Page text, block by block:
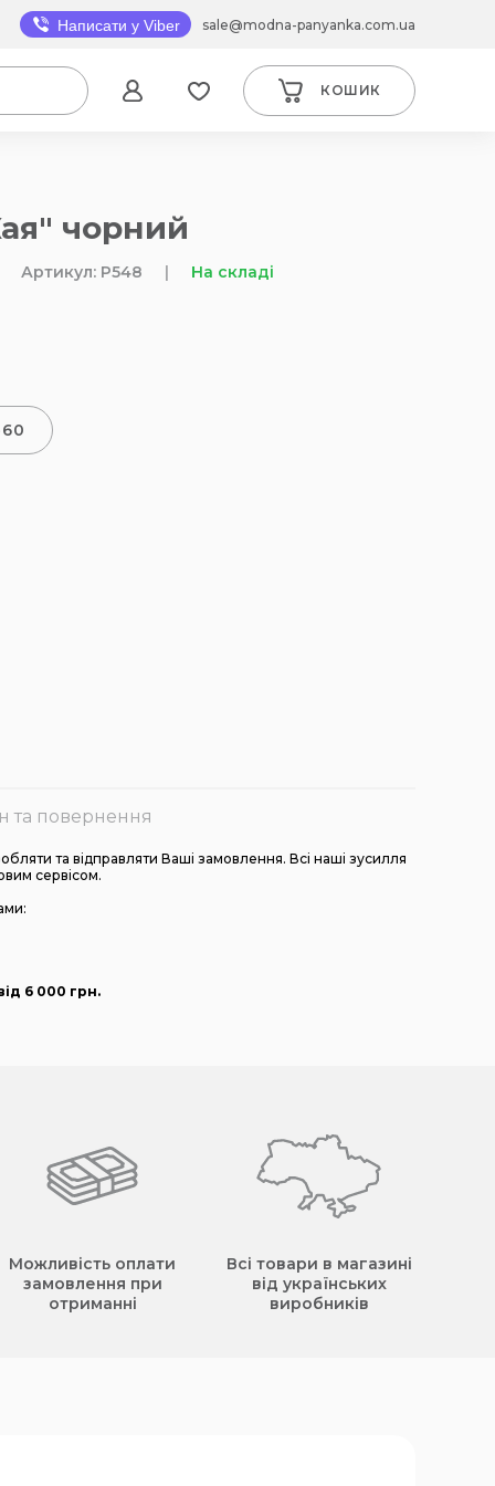
Написати у Viber sale@modna-panyanka.com.ua
КОШИК
чорний
Артикул: P548 | На складі
та повернення
та відправляти Ваші замовлення. Всі наші зусилля
сервісом.
6 000 грн.
Можливість оплати
замовлення при
отриманні
Всі товари в магазині
від українських
виробників